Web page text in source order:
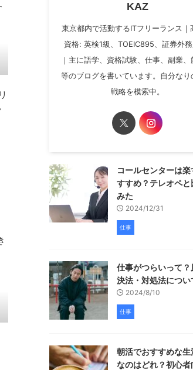
KAZ
東京都内で活動するITフリーランス｜
資格: 英検1級、TOEIC895、証券外
｜主に語学、資格試験、仕事、副業、
等のブログを書いています。自分なり
戦略を模索中。
コールセンターは
すすめ？テレオペと
みた
2024/12/31
仕事
仕事がつらいって？
決法・対処法につい
2024/8/10
仕事
朝活でおすすめな生
なのはどれ？初心者